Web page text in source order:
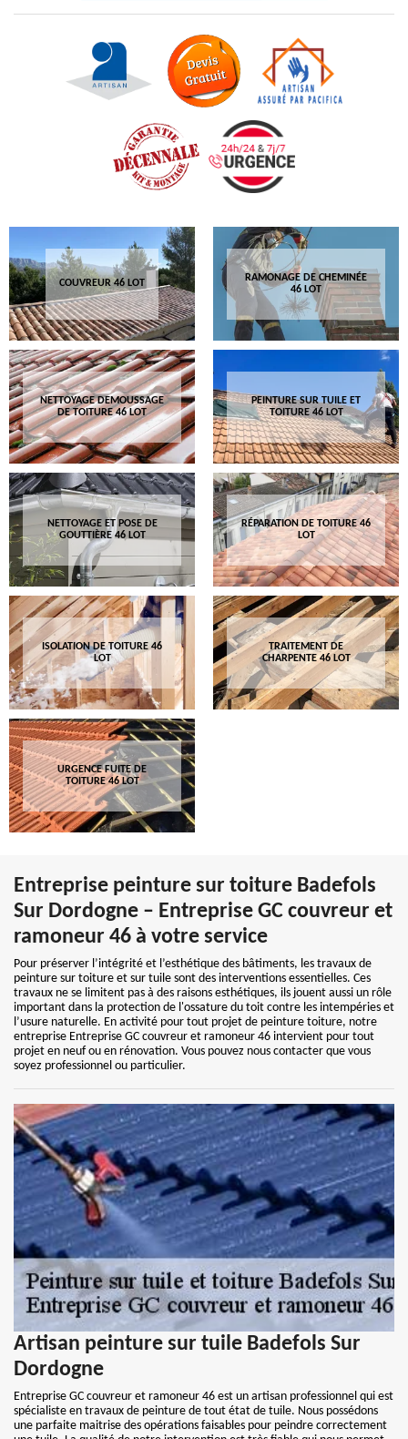
COUVREUR 46 LOT
RAMONAGE DE CHEMINÉE
46 LOT
NETTOYAGE DEMOUSSAGE
DE TOITURE 46 LOT
PEINTURE SUR TUILE ET
TOITURE 46 LOT
NETTOYAGE ET POSE DE
GOUTTIÈRE 46 LOT
RÉPARATION DE TOITURE 46
LOT
ISOLATION DE TOITURE 46
LOT
TRAITEMENT DE
CHARPENTE 46 LOT
URGENCE FUITE DE
TOITURE 46 LOT
Entreprise peinture sur toiture Badefols
Sur Dordogne – Entreprise GC couvreur et
ramoneur 46 à votre service
Pour préserver l’intégrité et l’esthétique des bâtiments, les travaux de
peinture sur toiture et sur tuile sont des interventions essentielles. Ces
travaux ne se limitent pas à des raisons esthétiques, ils jouent aussi un rôle
important dans la protection de l'ossature du toit contre les intempéries et
l’usure naturelle. En activité pour tout projet de peinture toiture, notre
entreprise Entreprise GC couvreur et ramoneur 46 intervient pour tout
projet en neuf ou en rénovation. Vous pouvez nous contacter que vous
soyez professionnel ou particulier.
Artisan peinture sur tuile Badefols Sur
Dordogne
Entreprise GC couvreur et ramoneur 46 est un artisan professionnel qui est
spécialiste en travaux de peinture de tout état de tuile. Nous possédons
une parfaite maitrise des opérations faisables pour peindre correctement